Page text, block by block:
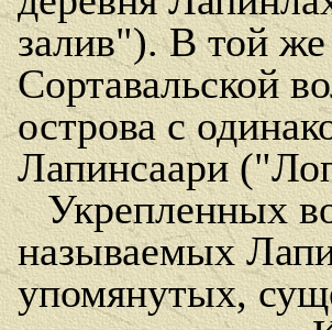
залив"). В той
Сортавальской
острова с
Лапинсаари
Укрепленных
называемых
упомянутых,